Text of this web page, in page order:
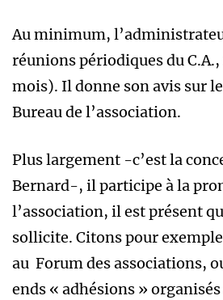
Au minimum,
réunions périodiques du C.A.,
mois). Il donne son avis sur
Bureau de l’association.
Plus largement -c’est la
Bernard-, il participe à la
l’association, il est présent
sollicite. Citons pour
au Forum des associations,
ends « adhésions »